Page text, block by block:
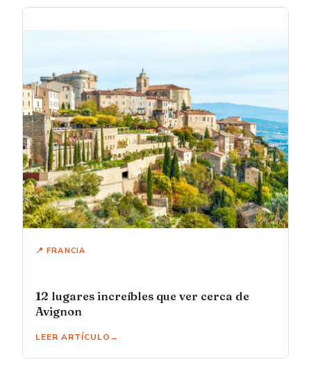
📍 FRANCIA
12 lugares increíbles que ver cerca de
Avignon
LEER ARTÍCULO